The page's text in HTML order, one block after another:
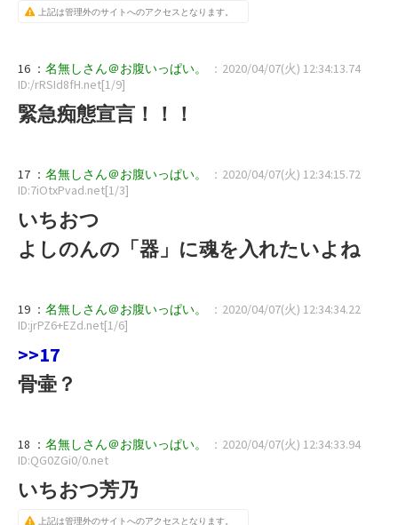
上記は管理外のサイトへのアクセスとなります。
16 ： 名無しさん＠お腹いっぱい。
：2020/04/07(火) 12:34:13.74
ID:/rRSId8fH.net[1/9]
緊急痴態宣言！！！
17 ： 名無しさん＠お腹いっぱい。
：2020/04/07(火) 12:34:15.72
ID:7iOtxPvad.net[1/3]
いちおつ
よしのんの「器」に魂を入れたいよね
19 ： 名無しさん＠お腹いっぱい。
：2020/04/07(火) 12:34:34.22
ID:jrPZ6+EZd.net[1/6]
>>17
骨壷？
18 ： 名無しさん＠お腹いっぱい。
：2020/04/07(火) 12:34:33.94
ID:QG0ZGi0/0.net
いちおつ芳乃
上記は管理外のサイトへのアクセスとなります。